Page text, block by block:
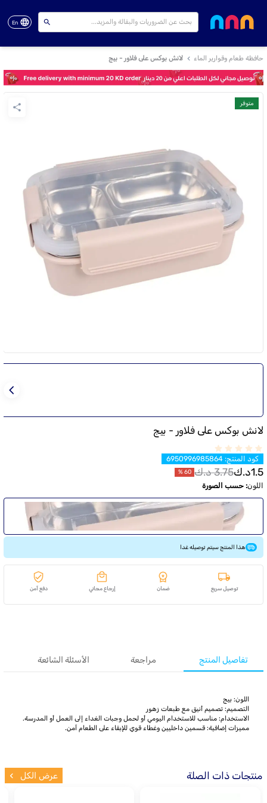
En
حافظة طعام وقوارير الماء لانش بوكس على فلاور - بيج
متوفر
لانش بوكس على فلاور - بيج
كود المنتج:
6950996985864
1.5د.ك3.75 د.ك 60
%
اللون: حسب الصورة
هذا المنتج سيتم توصيله غدا
توصيل سريع ضمان إرجاع مجاني دفع آمن
تفاصيل المنتج مراجعة الأسئلة الشائعة
اللون: بيج
التصميم: تصميم أنيق مع طبعات زهور
الاستخدام: مناسب للاستخدام اليومي أو لحمل وجبات الغداء إلى العمل أو المدرسة.
مميزات إضافية: قسمين داخليين وغطاء قوي للإبقاء على الطعام آمن.
منتجات ذات الصلة عرض الكل